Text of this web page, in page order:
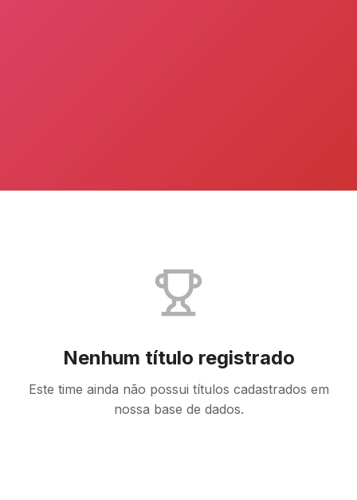
Nenhum título registrado
Este time ainda não possui títulos cadastrados em
nossa base de dados.